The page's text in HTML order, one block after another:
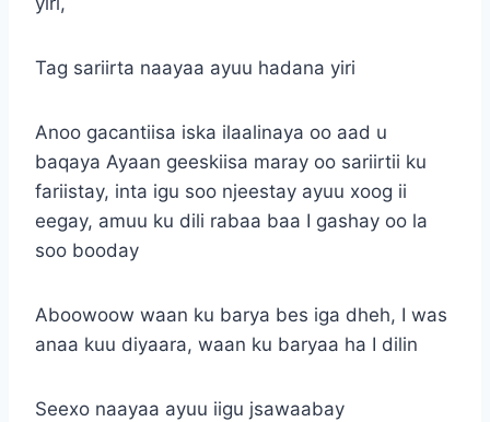
Tag sariirta naayaa ayuu hadana yiri
Anoo gacantiisa iska ilaalinaya oo aad u
baqaya Ayaan geeskiisa maray oo sariirtii ku
fariistay, inta igu soo njeestay ayuu xoog ii
eegay, amuu ku dili rabaa baa I gashay oo la
soo booday
Aboowoow waan ku barya bes iga dheh, I was
anaa kuu diyaara, waan ku baryaa ha I dilin
Seexo naayaa ayuu iigu jsawaabay